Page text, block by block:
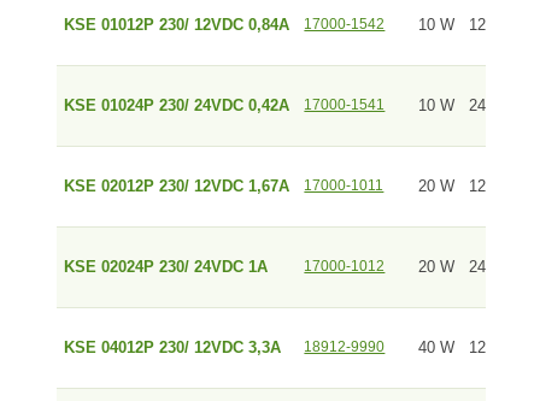
KSE 01012P 230/ 12VDC 0,84A 17000-1542 10 W 12 V
KSE 01024P 230/ 24VDC 0,42A 17000-1541 10 W 24 V
KSE 02012P 230/ 12VDC 1,67A 17000-1011 20 W 12 V
KSE 02024P 230/ 24VDC 1A 17000-1012 20 W 24 V
KSE 04012P 230/ 12VDC 3,3A 18912-9990 40 W 12 V